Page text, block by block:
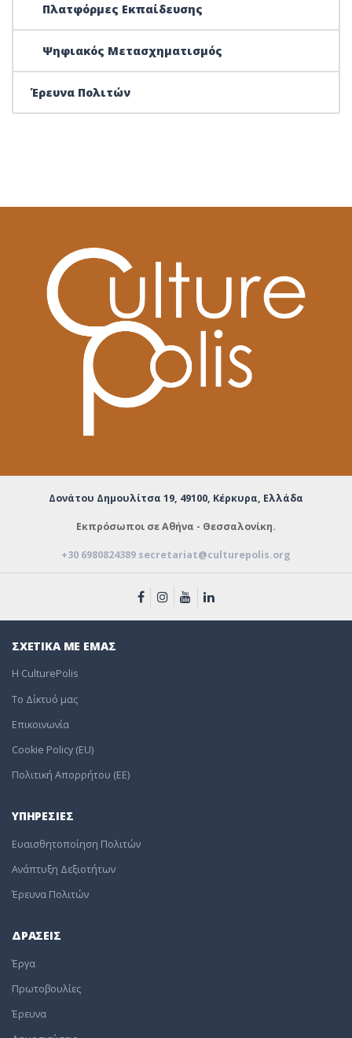
Πλατφόρμες Εκπαίδευσης
Ψηφιακός Μετασχηματισμός
Έρευνα Πολιτών
Δονάτου Δημουλίτσα 19, 49100, Κέρκυρα, Ελλάδα
Εκπρόσωποι σε Αθήνα - Θεσσαλονίκη.
+30 6980824389 secretariat@culturepolis.org
ΣΧΕΤΙΚΑ ΜΕ ΕΜΑΣ
Η CulturePolis
To Δίκτυό μας
Επικοινωνία
Cookie Policy (EU)
Πολιτική Απορρήτου (EE)
ΥΠΗΡΕΣΙΕΣ
Ευαισθητοποίηση Πολιτών
Ανάπτυξη Δεξιοτήτων
Έρευνα Πολιτών
ΔΡΑΣΕΙΣ
Έργα
Πρωτοβουλίες
Έρευνα